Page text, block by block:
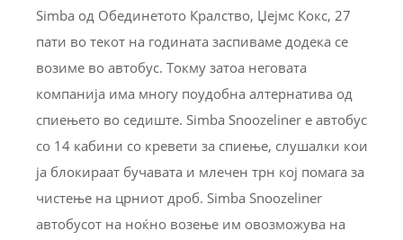
Simba од Обединетото Кралство, Џејмс Кокс, 27
пати во текот на годината заспиваме додека се
возиме во автобус. Токму затоа неговата
компанија има многу поудобна алтернатива од
спиењето во седиште. Simba Snoozeliner е автобус
со 14 кабини со кревети за спиење, слушалки кои
ја блокираат бучавата и млечен трн кој помага за
чистење на црниот дроб. Simba Snoozeliner
автобусот на ноќно возење им овозможува на